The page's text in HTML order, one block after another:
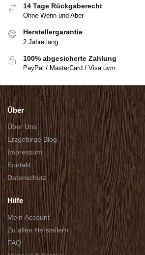
14 Tage Rückgaberecht
Ohne Wenn und Aber
Herstellergarantie
2 Jahre lang
100% abgesicherte Zahlung
PayPal / MasterCard / Visa uvm.
Über
Über Uns
Erzgebirge Blog
Impressum
Kontakt
Datenschutz
Hilfe
Mein Account
Zu allen Herstellern
FAQ